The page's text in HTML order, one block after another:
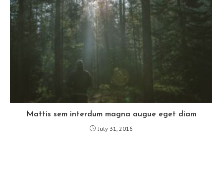
Mattis sem interdum magna augue eget diam
July 31, 2016